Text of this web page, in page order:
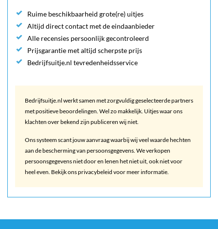
Ruime beschikbaarheid grote(re) uitjes
Altijd direct contact met de eindaanbieder
Alle recensies persoonlijk gecontroleerd
Prijsgarantie met altijd scherpste prijs
Bedrijfsuitje.nl tevredenheidsservice
Bedrijfsuitje.nl werkt samen met zorgvuldig geselecteerde partners
met positieve beoordelingen. Wel zo makkelijk. Uitjes waar ons
klachten over bekend zijn publiceren wij niet.
Ons systeem scant jouw aanvraag waarbij wij veel waarde hechten
aan de bescherming van persoonsgegevens. We verkopen
persoonsgegevens niet door en lenen het niet uit, ook niet voor
heel even. Bekijk ons privacybeleid voor meer informatie.